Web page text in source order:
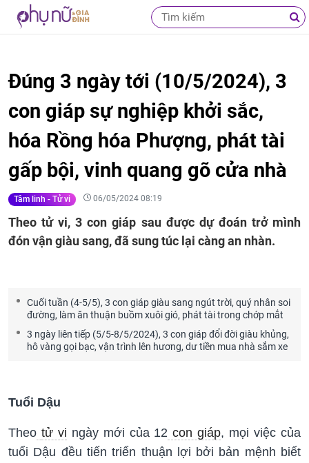
Đúng 3 ngày tới (10/5/2024), 3
con giáp sự nghiệp khởi sắc,
hóa Rồng hóa Phượng, phát tài
gấp bội, vinh quang gõ cửa nhà
Tâm linh - Tử vi 06/05/2024 08:19
Theo tử vi, 3 con giáp sau được dự đoán trở mình
đón vận giàu sang, đã sung túc lại càng an nhàn.
Cuối tuần (4-5/5), 3 con giáp giàu sang ngút trời, quý nhân soi
đường, làm ăn thuận buồm xuôi gió, phát tài trong chớp mắt
3 ngày liên tiếp (5/5-8/5/2024), 3 con giáp đổi đời giàu khủng,
hô vàng gọi bạc, vận trình lên hương, dư tiền mua nhà sắm xe
Tuổi Dậu
Theo tử vi ngày mới của 12 con giáp, mọi việc của
tuổi Dậu đều tiến triển thuận lợi bởi bản mệnh biết